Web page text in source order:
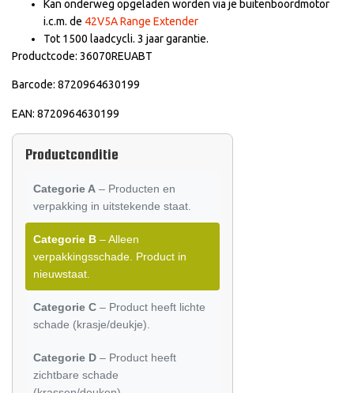
Kan onderweg opgeladen worden via je buitenboordmotor
i.c.m. de 42V5A Range Extender
Tot 1500 laadcycli. 3 jaar garantie.
Productcode: 36070REUABT
Barcode: 8720964630199
EAN: 8720964630199
Productconditie
Categorie A – Producten en
verpakking in uitstekende staat.
Categorie B – Alleen
verpakkingsschade. Product in
nieuwstaat.
Categorie C – Product heeft lichte
schade (krasje/deukje).
Categorie D – Product heeft
zichtbare schade